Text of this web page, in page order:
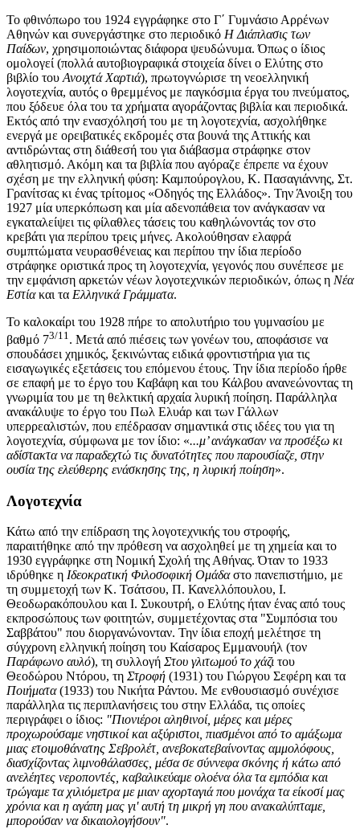
Το φθινόπωρο του 1924 εγγράφηκε στο Γ΄ Γυμνάσιο Αρρένων
Αθηνών και συνεργάστηκε στο περιοδικό Η Διάπλασις των
Παίδων, χρησιμοποιώντας διάφορα ψευδώνυμα. Όπως ο ίδιος
ομολογεί (πολλά αυτοβιογραφικά στοιχεία δίνει ο Ελύτης στο
βιβλίο του Ανοιχτά Χαρτιά), πρωτογνώρισε τη νεοελληνική
λογοτεχνία, αυτός ο θρεμμένος με παγκόσμια έργα του πνεύματος,
που ξόδευε όλα του τα χρήματα αγοράζοντας βιβλία και περιοδικά.
Εκτός από την ενασχόλησή του με τη λογοτεχνία, ασχολήθηκε
ενεργά με ορειβατικές εκδρομές στα βουνά της Αττικής και
αντιδρώντας στη διάθεσή του για διάβασμα στράφηκε στον
αθλητισμό. Ακόμη και τα βιβλία που αγόραζε έπρεπε να έχουν
σχέση με την ελληνική φύση: Καμπούρογλου, Κ. Πασαγιάννης, Στ.
Γρανίτσας κι ένας τρίτομος «Οδηγός της Ελλάδος». Την Άνοιξη του
1927 μία υπερκόπωση και μία αδενοπάθεια τον ανάγκασαν να
εγκαταλείψει τις φίλαθλες τάσεις του καθηλώνοντάς τον στο
κρεβάτι για περίπου τρεις μήνες. Ακολούθησαν ελαφρά
συμπτώματα νευρασθένειας και περίπου την ίδια περίοδο
στράφηκε οριστικά προς τη λογοτεχνία, γεγονός που συνέπεσε με
την εμφάνιση αρκετών νέων λογοτεχνικών περιοδικών, όπως η Νέα
Εστίακαι τα Ελληνικά Γράμματα.
Το καλοκαίρι του 1928 πήρε το απολυτήριο του γυμνασίου με
βαθμό 73/11 . Μετά από πιέσεις των γονέων του, αποφάσισε να
σπουδάσει χημικός, ξεκινώντας ειδικά φροντιστήρια για τις
εισαγωγικές εξετάσεις του επόμενου έτους. Την ίδια περίοδο ήρθε
σε επαφή με το έργο του Καβάφη και του Κάλβου ανανεώνοντας τη
γνωριμία του με τη θελκτική αρχαία λυρική ποίηση. Παράλληλα
ανακάλυψε το έργο του Πωλ Ελυάρ και των Γάλλων
υπερρεαλιστών, που επέδρασαν σημαντικά στις ιδέες του για τη
λογοτεχνία, σύμφωνα με τον ίδιο: «...μ’ ανάγκασαν να προσέξω κι
αδίστακτα να παραδεχτώ τις δυνατότητες που παρουσίαζε, στην
ουσία της ελεύθερης ενάσκησης της, η λυρική ποίηση».
Λογοτεχνία
Κάτω από την επίδραση της λογοτεχνικής του στροφής,
παραιτήθηκε από την πρόθεση να ασχοληθεί με τη χημεία και το
1930 εγγράφηκε στη Νομική Σχολή της Αθήνας. Όταν το 1933
ιδρύθηκε η Ιδεοκρατική Φιλοσοφική Ομάδαστο πανεπιστήμιο, με
τη συμμετοχή των Κ. Τσάτσου, Π. Κανελλόπουλου, Ι.
Θεοδωρακόπουλου και Ι. Συκουτρή, ο Ελύτης ήταν ένας από τους
εκπροσώπους των φοιτητών, συμμετέχοντας στα "Συμπόσια του
Σαββάτου" που διοργανώνονταν. Την ίδια εποχή μελέτησε τη
σύγχρονη ελληνική ποίηση του Καίσαρος Εμμανουήλ (τον
Παράφωνο αυλό), τη συλλογή Στου γλιτωμού το χάζι του
Θεοδώρου Ντόρου, τη Στροφή (1931) του Γιώργου Σεφέρη και τα
Ποιήματα(1933) του Νικήτα Ράντου. Με ενθουσιασμό συνέχισε
παράλληλα τις περιπλανήσεις του στην Ελλάδα, τις οποίες
περιγράφει ο ίδιος: "Πιονιέροι αληθινοί, μέρες και μέρες
προχωρούσαμε νηστικοί και αξύριστοι, πιασμένοι από το αμάξωμα
μιας ετοιμοθάνατης Σεβρολέτ, ανεβοκατεβαίνοντας αμμολόφους,
διασχίζοντας λιμνοθάλασσες, μέσα σε σύννεφα σκόνης ή κάτω από
ανελέητες νεροποντές, καβαλικεύαμε ολοένα όλα τα εμπόδια και
τρώγαμε τα χιλιόμετρα με μιαν αχορταγιά που μονάχα τα είκοσί μας
χρόνια και η αγάπη μας γι' αυτή τη μικρή γη που ανακαλύπταμε,
μπορούσαν να δικαιολογήσουν".